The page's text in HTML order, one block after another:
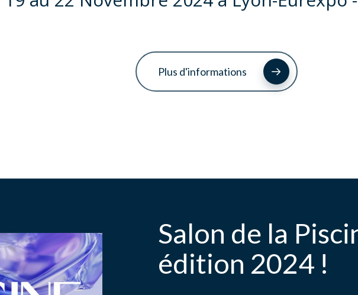
to close
Plus d'informations
Salon de la
édition 2024 !